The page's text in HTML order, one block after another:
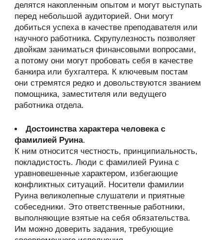
делятся накопленным опытом и могут выступать
перед небольшой аудиторией. Они могут
добиться успеха в качестве преподавателя или
научного работника. Скрупулезность позволяет
двойкам заниматься финансовыми вопросами,
а потому они могут пробовать себя в качестве
банкира или бухгалтера. К ключевым постам
они стремятся редко и довольствуются званием
помощника, заместителя или ведущего
работника отдела.
Достоинства характера человека с
фамилией Руина.
К ним относится честность, принципиальность,
покладистость. Люди с фамилией Руина с
уравновешенные характером, избегающие
конфликтных ситуаций. Носители фамилии
Руина великолепные слушатели и приятные
собеседники. Это ответственные работники,
выполняющие взятые на себя обязательства.
Им можно доверить задания, требующие